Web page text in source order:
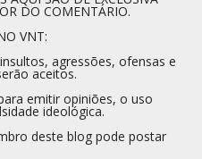
DO COMENTÁRIO.
VNT:
agressões, ofensas e
aceitos.
emitir opiniões, o uso
ideológica.
deste blog pode postar